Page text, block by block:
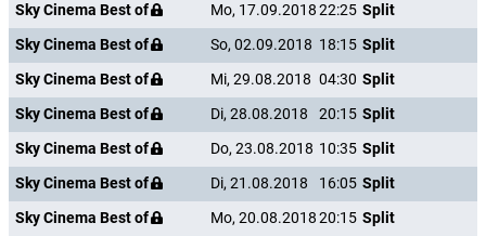
Sky Cinema Best of Mo, 17.09.201822:25 Split
Sky Cinema Best of
So, 02.09.2018 18:15 Split
Sky Cinema Best of
Mi, 29.08.2018 04:30 Split
Sky Cinema Best of
Di, 28.08.2018 20:15 Split
Sky Cinema Best of
Do, 23.08.2018 10:35 Split
Sky Cinema Best of
Di, 21.08.2018 16:05 Split
Sky Cinema Best of
Mo, 20.08.201820:15 Split